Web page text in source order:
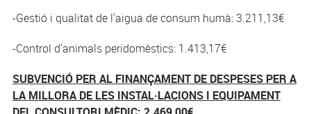
-Gestió i qualitat de l'aigua de consum humà: 3.211,13€
-Control d'animals peridomèstics: 1.413,17€
SUBVENCIÓ PER AL FINANÇAMENT DE DESPESES PER A
LA MILLORA DE LES INSTAL·LACIONS I EQUIPAMENT